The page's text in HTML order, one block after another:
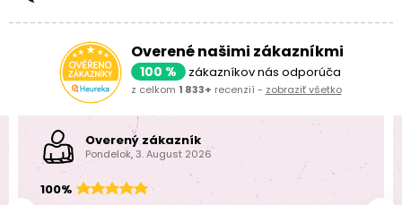
Overené našimi zákazníkmi
100 % zákazníkov nás odporúča
z celkom 1 833+ recenzií - zobraziť všetko
Overený zákazník
Pondelok, 3. August 2026
100%